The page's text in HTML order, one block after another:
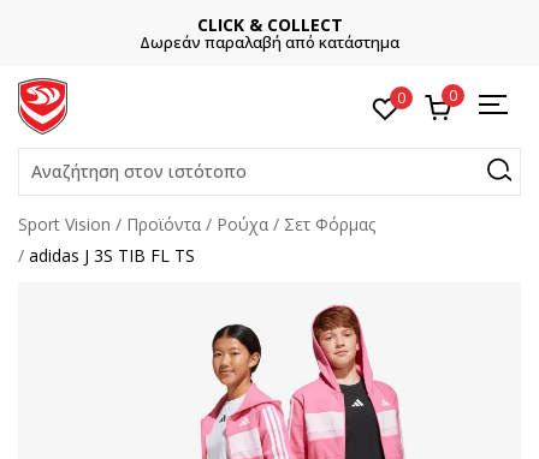
CLICK & COLLECT
Δωρεάν παραλαβή από κατάστημα
0 0
Αναζήτηση στον ιστότοπο
Sport Vision Προϊόντα Ρούχα
Σετ Φόρμας
adidas J 3S TIB FL TS